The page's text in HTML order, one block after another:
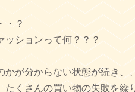
・？
ッションって何？？？
が分からない状態が続き、
くさんの買い物の失敗を繰